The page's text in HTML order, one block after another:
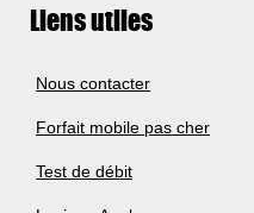
Liens utiles
Nous contacter
Forfait mobile pas cher
Test de débit